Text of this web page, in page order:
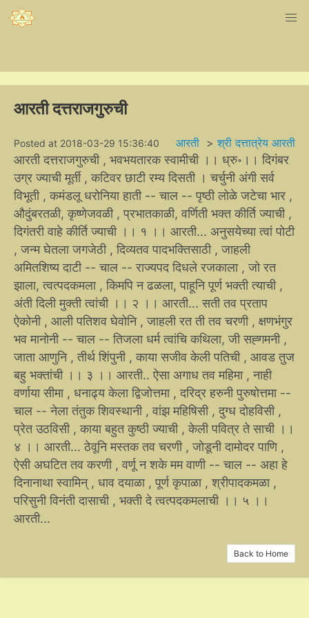
आरती दत्तराजगुरुची
आरती >श्री दत्तात्रेय आरती
Posted at 2018-03-29 15:36:40
आरती दत्तराजगुरुची , भवभयतारक स्वामीची ।। ध्रु॰।। दिगंबर
उग्र ज्याची मूर्ती , कटिवर छाटी रम्य दिसती । चर्चुनी अंगी सर्व
विभूती , कमंडलू धरोनिया हाती -- चाल -- पृष्ठी लोळे जटेचा भार ,
औदुंबरतळी, कृष्णेजवळी , प्रभातकाळी, वर्णिती भक्त कीर्ति ज्याची ,
दिगंतरी वाहे कीर्ति ज्याची ।। १ ।। आरती... अनुसयेच्या त्वां पोटी
, जन्म घेतला जगजेठी , दिव्यतव पादभक्तिसाठी , जाहली
अमितशिष्य दाटी -- चाल -- राज्यपद दिधले रजकाला , जो रत
झाला, त्वत्पदकमला , किमपि न ढळला, पाहूनि पूर्ण भक्ती त्याची ,
अंती दिली मुक्ती त्वांची ।। २ ।। आरती... सती तव प्रताप
ऐकोनी , आली पतिशव घेवोनि , जाहली रत ती तव चरणी , क्षणभंगुर
भव मानोनी -- चाल -- तिजला धर्म त्वांचि कथिला, जी सह्गमनी ,
जाता आणुनि , तीर्थ शिंपुनी , काया सजीव केली पतिची , आवड तुज
बहु भक्तांची ।। ३ ।। आरती.. ऐसा अगाध तव महिमा , नाही
वर्णाया सीमा , धनाढ्य केला द्विजोत्तमा , दरिद्र हरुनी पुरुषोत्तमा --
चाल -- नेला तंतुक शिवस्थानी , वांझ महिषिसी , दुग्ध दोहविसी ,
प्रेत उठविसी , काया बहुत कुष्ठी ज्याची , केली पवित्र ते साची ।।
४ ।। आरती... ठेवूनि मस्तक तव चरणी , जोडूनी दामोदर पाणि ,
ऐसी अघटित तव करणी , वर्णू न शके मम वाणी -- चाल -- अहा हे
दिनानाथा स्वामिन् , धाव दयाळा , पूर्ण कृपाळा , श्रीपादकमळा ,
परिसुनी विनंती दासाची , भक्ती दे त्वत्पदकमलाची ।। ५ ।।
आरती...
Back to Home